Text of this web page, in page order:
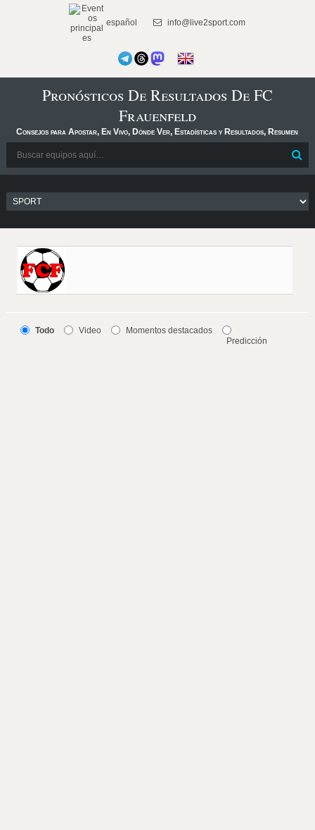
español info@live2sport.com
Pronósticos De Resultados De FC
Frauenfeld
Consejos para Apostar, En Vivo, Dónde Ver, Estadísticas y Resultados, Resumen
Todo Video
Momentos destacados
Predicción